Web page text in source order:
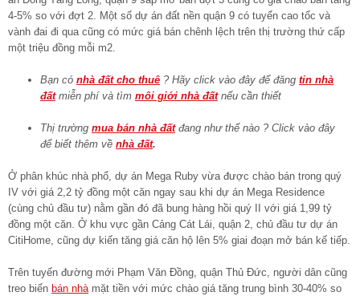
4-5% so với đợt 2. Một số dự án đất nền quận 9 có tuyến cao tốc và
vành đai đi qua cũng có mức giá bán chênh lệch trên thị trường thứ cấp
một triệu đồng mỗi m2.
Bạn có nhà đất cho thuê ? Hãy click vào đây để đăng tin nhà
đấtmiễn phí và tìm môi giới nhà đấtnếu cần thiết
Thị trường mua bán nhà đấtđang như thế nào ? Click vào đây
để biết thêm về nhà đất.
Ở phân khúc nhà phố, dự án Mega Ruby vừa được chào bán trong quý
IV với giá 2,2 tỷ đồng một căn ngay sau khi dự án Mega Residence
(cùng chủ đầu tư) nằm gần đó đã bung hàng hồi quý II với giá 1,99 tỷ
đồng một căn. Ở khu vực gần Cảng Cát Lái, quận 2, chủ đầu tư dự án
CitiHome, cũng dự kiến tăng giá căn hộ lên 5% giai đoạn mở bán kế tiếp.
Trên tuyến đường mới Phạm Văn Đồng, quận Thủ Đức, người dân cũng
treo biển bán nhàmặt tiền với mức chào giá tăng trung bình 30-40% so